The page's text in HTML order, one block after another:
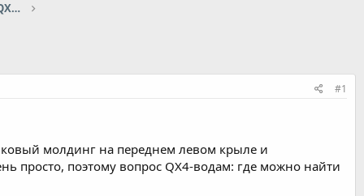
Техническое обслуживание, гарантия QX80/QX56/QX4
#1
молдинг на переднем левом крыле и
просто, поэтому вопрос QX4-водам: где можно найти